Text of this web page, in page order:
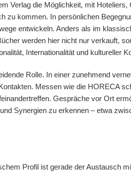
Verlag die Möglichkeit, mit
zu kommen. In persönlichen
entwickeln. Anders als im
werden hier nicht nur verkauft,
Internationalität und kultureller
Rolle. In einer zunehmend
Messen wie die HORECA
Gespräche vor Ort
Synergien zu erkennen – etwa
Profil ist gerade der Austausch